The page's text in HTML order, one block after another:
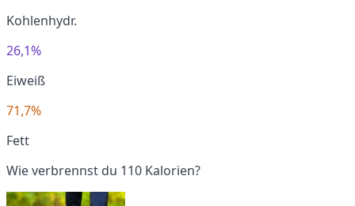
Kohlenhydr.
26,1%
Eiweiß
71,7%
Fett
Wie verbrennst du 110 Kalorien?